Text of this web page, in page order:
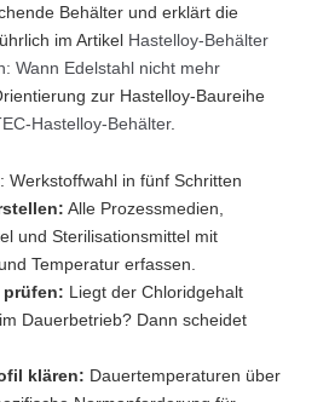
Behälter und erklärt die
im Artikel Hastelloy-Behälter
Wann Edelstahl nicht mehr
zur Hastelloy-Baureihe
Hastelloy-Behälter.
Werkstoffwahl in fünf Schritten
Alle Prozessmedien,
und Sterilisationsmittel mit
Temperatur erfassen.
Liegt der Chloridgehalt
Dauerbetrieb? Dann scheidet
klären: Dauertemperaturen über